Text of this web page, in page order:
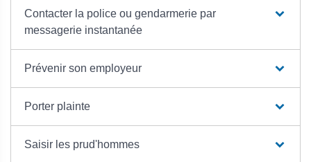
Contacter la police ou gendarmerie par
messagerie instantanée
Prévenir son employeur
Porter plainte
Saisir les prud'hommes